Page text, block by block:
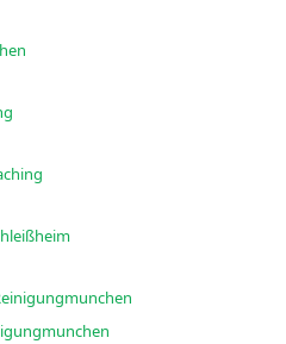
Wohnungsreinigung Allach Reinigungmunchen
Au Reinigungmunchen